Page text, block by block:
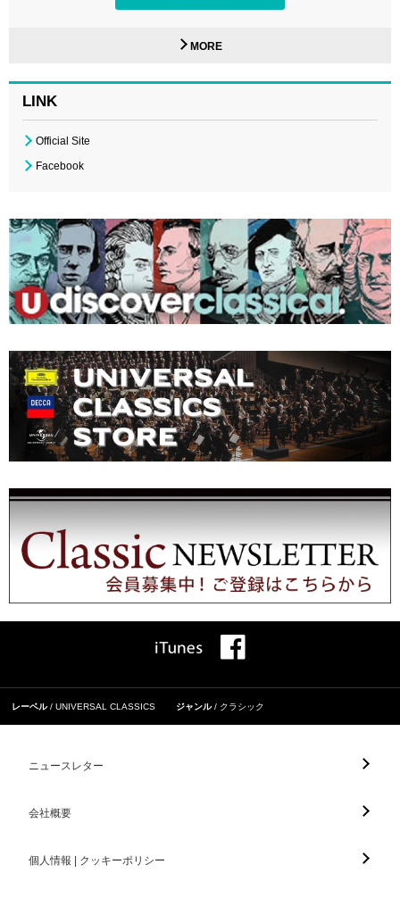
MORE
LINK
Official Site
Facebook
レーベル UNIVERSAL CLASSICS ジャンル クラシック
ニュースレター
会社概要
個人情報 | クッキーポリシー